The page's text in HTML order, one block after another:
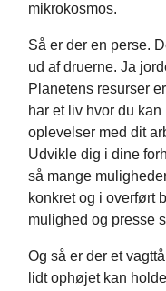
mikrokosmos.
Så er der en perse.
ud af druerne. Ja
Planetens resurser
har et liv hvor du
oplevelser med dit
Udvikle dig i dine
så mange
konkret og i overført
mulighed og presse
Og så er der et
lidt ophøjet kan